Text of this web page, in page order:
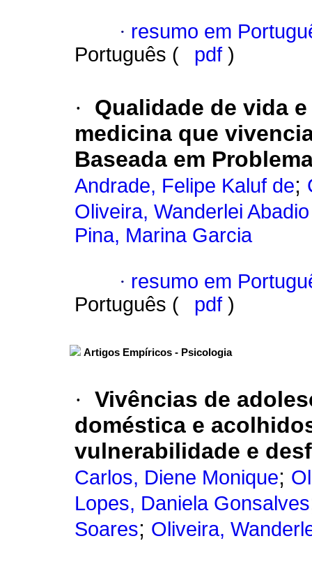
· resumo em
Português (
pdf )
·
Qualidade de vida
medicina que
Baseada em
Andrade, Felipe Kaluf de;
Oliveira, Wanderlei
Pina, Marina Garcia
· resumo em
Português (
pdf )
Artigos Empíricos - Psicologia
· Vivências de
doméstica e
vulnerabilidade e
Carlos, Diene Monique;
Lopes, Daniela Gonsalves
Soares; Oliveira,